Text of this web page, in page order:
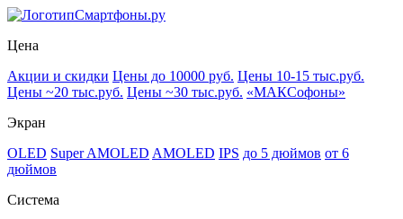
Смартфоны.ру
Цена
Акции и скидки Цены до 10000 руб. Цены 10-15 тыс.руб.
Цены ~20 тыс.руб. Цены ~30 тыс.руб. «МАКСофоны»
Экран
OLED Super AMOLED AMOLED IPS до 5 дюймов от 6
дюймов
Система